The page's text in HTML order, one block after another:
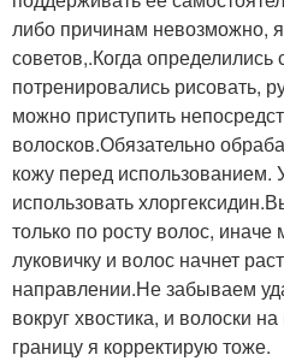
либо причинам невозможно,
советов,.Когда
потренировались рисовать,
можно приступить
волосков.Обязательно
кожу перед использованием.
использовать
только по росту волос,
луковичку и волос начнет
направлении.Не забываем
вокруг хвостика, и волоски
границу я корректирую тоже.